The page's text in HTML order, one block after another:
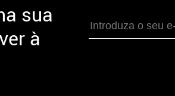
sua
à